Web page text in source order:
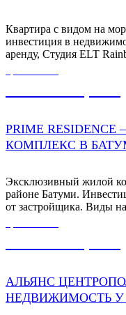
Квартира с видом на
инвестиция в
аренду, Студия ELT
PRIME
КОМПЛЕКС В
Эксклюзивный жилой
районе Батуми.
от застройщика. Виды
АЛЬЯНС
НЕДВИЖИМОСТЬ